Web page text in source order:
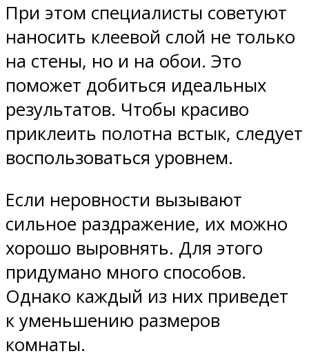
При этом специалисты советуют
наносить клеевой слой не только
на стены, но и на обои. Это
поможет добиться идеальных
результатов. Чтобы красиво
приклеить полотна встык, следует
воспользоваться уровнем.
Если неровности вызывают
сильное раздражение, их можно
хорошо выровнять. Для этого
придумано много способов.
Однако каждый из них приведет
к уменьшению размеров
комнаты.